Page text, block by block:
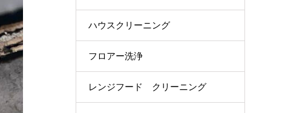
ハウスクリーニング
フロアー洗浄
レンジフード クリーニング